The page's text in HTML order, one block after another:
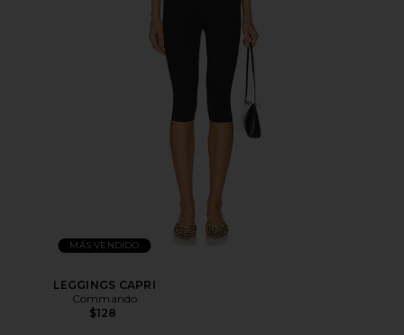
MÁS VENDIDO
LEGGINGS CAPRI
Commando
$128